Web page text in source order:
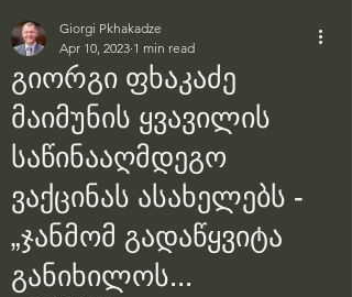
გიორგი ფხაკაძე
მაიმუნის ყვავილის
საწინააღმდეგო
ვაქცინას ასახელებს -
„ჯანმომ გადაწყვიტა
განიხილოს...
Giorgi Pkhakadze
Apr 10, 2023 1 min read